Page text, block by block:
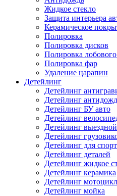
Жидкое стекло
Защита интерьера
Керамическое
Полировка
Полировка дисков
Полировка лобового
Полировка фар
Удаление царапин
Детейлинг
Детейлинг
Детейлинг
Детейлинг БУ авто
Детейлинг
Детейлинг выездной
Детейлинг
Детейлинг для
Детейлинг деталей
Детейлинг жидкое
Детейлинг керамика
Детейлинг
Детейлинг мойка